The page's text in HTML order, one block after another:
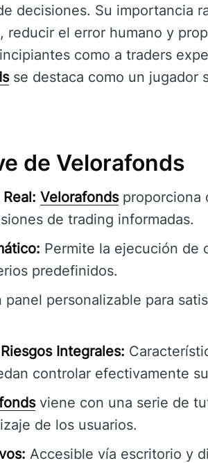
decisiones. Su importancia
reducir el error humano y
como a traders
se destaca como un jugador
de Velorafonds
Velorafondsproporciona
de trading informadas.
Permite la ejecución de
predefinidos.
panel personalizable para
Integrales:
controlar efectivamente
viene con una serie de
de los usuarios.
Accesible vía escritorio y